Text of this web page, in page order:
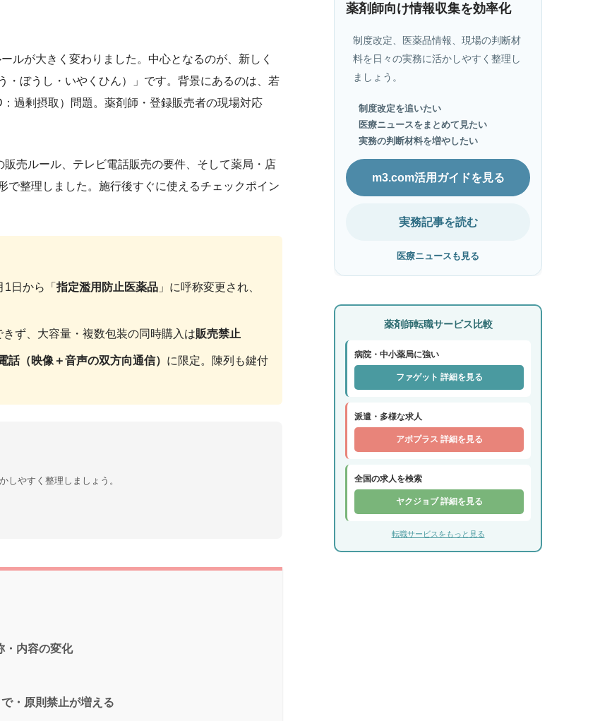
ルが大きく変わりました。中心となるのが、新しく
・ぼうし・いやくひん）」です。背景にあるのは、若
過剰摂取）問題。薬剤師・登録販売者の現場対応
売ルール、テレビ電話販売の要件、そして薬局・店
整理しました。施行後すぐに使えるチェックポイン
日から「 指定濫用防止医薬品 」に呼称変更され、
ず、大容量・複数包装の同時購入は販売禁止
話（映像＋音声の双方向通信） に限定。陳列も鍵付
しやすく整理しましょう。
・内容の変化
・原則禁止が増える
薬剤師向け情報収集を効率化
制度改定、医薬品情報、現場の判断材
料を日々の実務に活かしやすく整理し
ましょう。
制度改定を追いたい
医療ニュースをまとめて見たい
実務の判断材料を増やしたい
m3.com活用ガイドを見る
実務記事を読む
医療ニュースも見る
薬剤師転職サービス比較
病院・中小薬局に強い
ファゲット 詳細を見る
派遣・多様な求人
アポプラス 詳細を見る
全国の求人を検索
ヤクジョブ 詳細を見る
転職サービスをもっと見る